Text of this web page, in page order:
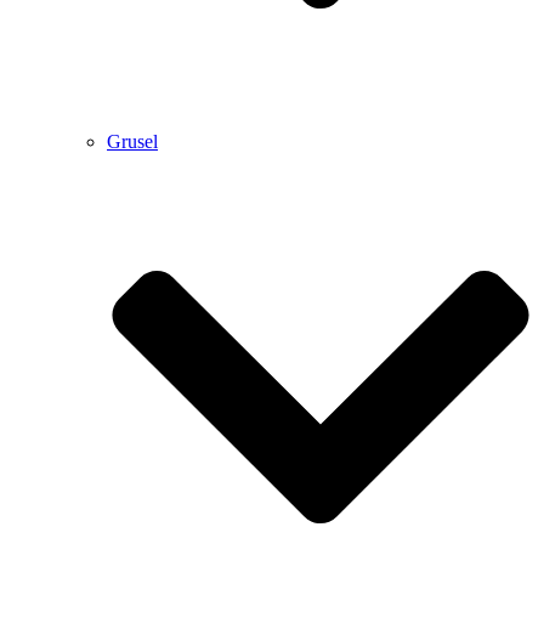
Grusel